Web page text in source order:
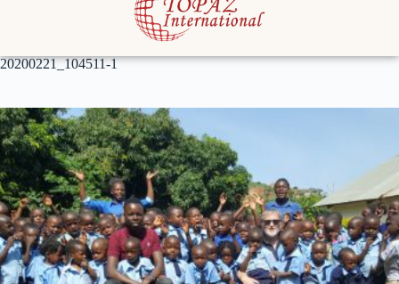
20200221_104511-1